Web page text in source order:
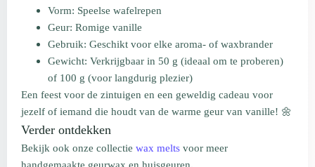
Vorm: Speelse wafelrepen
Geur: Romige vanille
Gebruik: Geschikt voor elke aroma- of waxbrander
Gewicht: Verkrijgbaar in 50 g (ideaal om te proberen)
of 100 g (voor langdurig plezier)
Een feest voor de zintuigen en een geweldig cadeau voor
jezelf of iemand die houdt van de warme geur van vanille! 🌼
Verder ontdekken
Bekijk ook onze collectie wax melts voor meer
handgemaakte geurwax en huisgeuren.